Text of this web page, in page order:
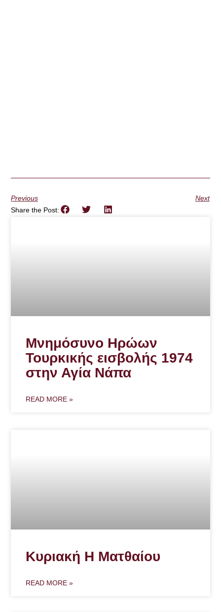
Previous
Next
Share the Post:
Μνημόσυνο Ηρώων
Τουρκικής εισβολής 1974
στην Αγία Νάπα
READ MORE »
Κυριακή Η Ματθαίου
READ MORE »